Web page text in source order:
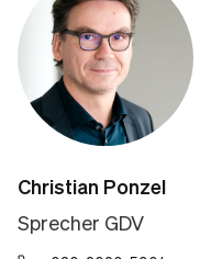
Christian Ponzel
Sprecher GDV